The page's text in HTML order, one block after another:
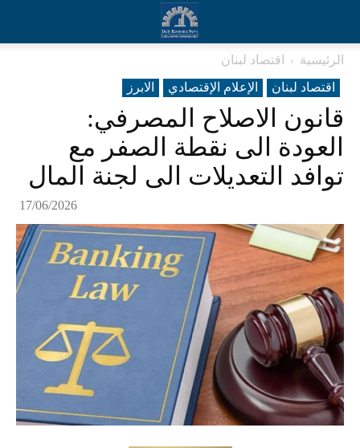
الرئيسية
اقتصاد لبنان
اقتصاد لبنان
الإعلام الإقتصادي الابرز
قانون الاصلاح المصرفي:
العودة الى نقطة الصفر مع
توافد التعديلات الى لجنة المال
17/06/2026